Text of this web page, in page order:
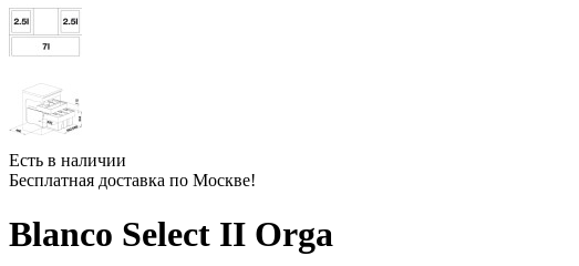
Есть в наличии
Бесплатная доставка по Москве!
Blanco Select II Orga